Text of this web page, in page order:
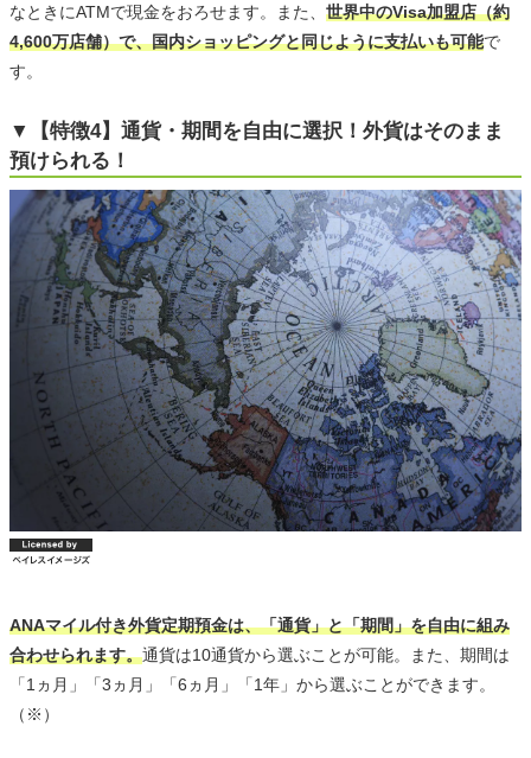
なときにATMで現金をおろせます。また、 世界中のVisa加盟店（約
4,600万店舗）で、国内ショッピングと同じように支払いも可能で
す。
▼【特徴4】通貨・期間を自由に選択！外貨はそのまま
預けられる！
ANAマイル付き外貨定期預金は、「通貨」と「期間」を自由に組み
合わせられます。通貨は10通貨から選ぶことが可能。また、期間は
「1ヵ月」「3ヵ月」「6ヵ月」「1年」から選ぶことができます。
（※）